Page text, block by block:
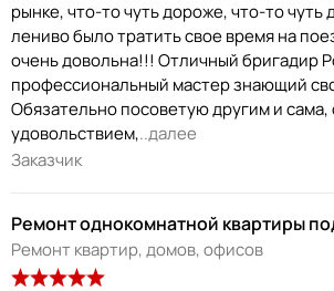
рынке, что-то чуть дороже, что-то
лениво было тратить свое время на
очень довольна!!! Отличный бригадир
профессиональный мастер знающий
Обязательно посоветую другим и сама,
удовольствием,..далее
Заказчик
Ремонт однокомнатной квартиры
Ремонт квартир, домов, офисов